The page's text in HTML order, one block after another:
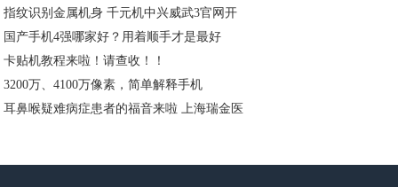
指纹识别金属机身 千元机中兴威武3官网开
国产手机4强哪家好？用着顺手才是最好
卡贴机教程来啦！请查收！！
3200万、4100万像素，简单解释手机
耳鼻喉疑难病症患者的福音来啦 上海瑞金医